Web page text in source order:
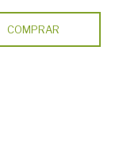
COMPRAR